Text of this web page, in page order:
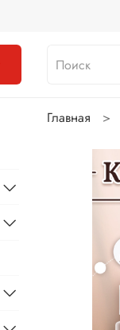
Главная